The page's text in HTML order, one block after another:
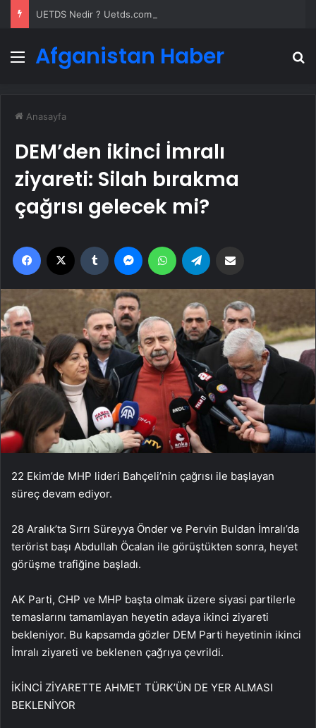
Menü
Afganistan Haber
Anasayfa
DEM’den ikinci İmralı
ziyareti: Silah bırakma
çağrısı gelecek mi?
Facebook Tumblr MessengerWhatsApp
22 Ekim’de MHP lideri Bahçeli’nin çağrısı ile başlayan
süreç devam ediyor.
28 Aralık’ta Sırrı Süreyya Önder ve Pervin Buldan İmralı’da
terörist başı Abdullah Öcalan ile görüştükten sonra, heyet
görüşme trafiğine başladı.
AK Parti, CHP ve MHP başta olmak üzere siyasi partilerle
temaslarını tamamlayan heyetin adaya ikinci ziyareti
bekleniyor. Bu kapsamda gözler DEM Parti heyetinin ikinci
İmralı ziyareti ve beklenen çağrıya çevrildi.
İKİNCİ ZİYARETTE AHMET TÜRK’ÜN DE YER ALMASI
BEKLENİYOR